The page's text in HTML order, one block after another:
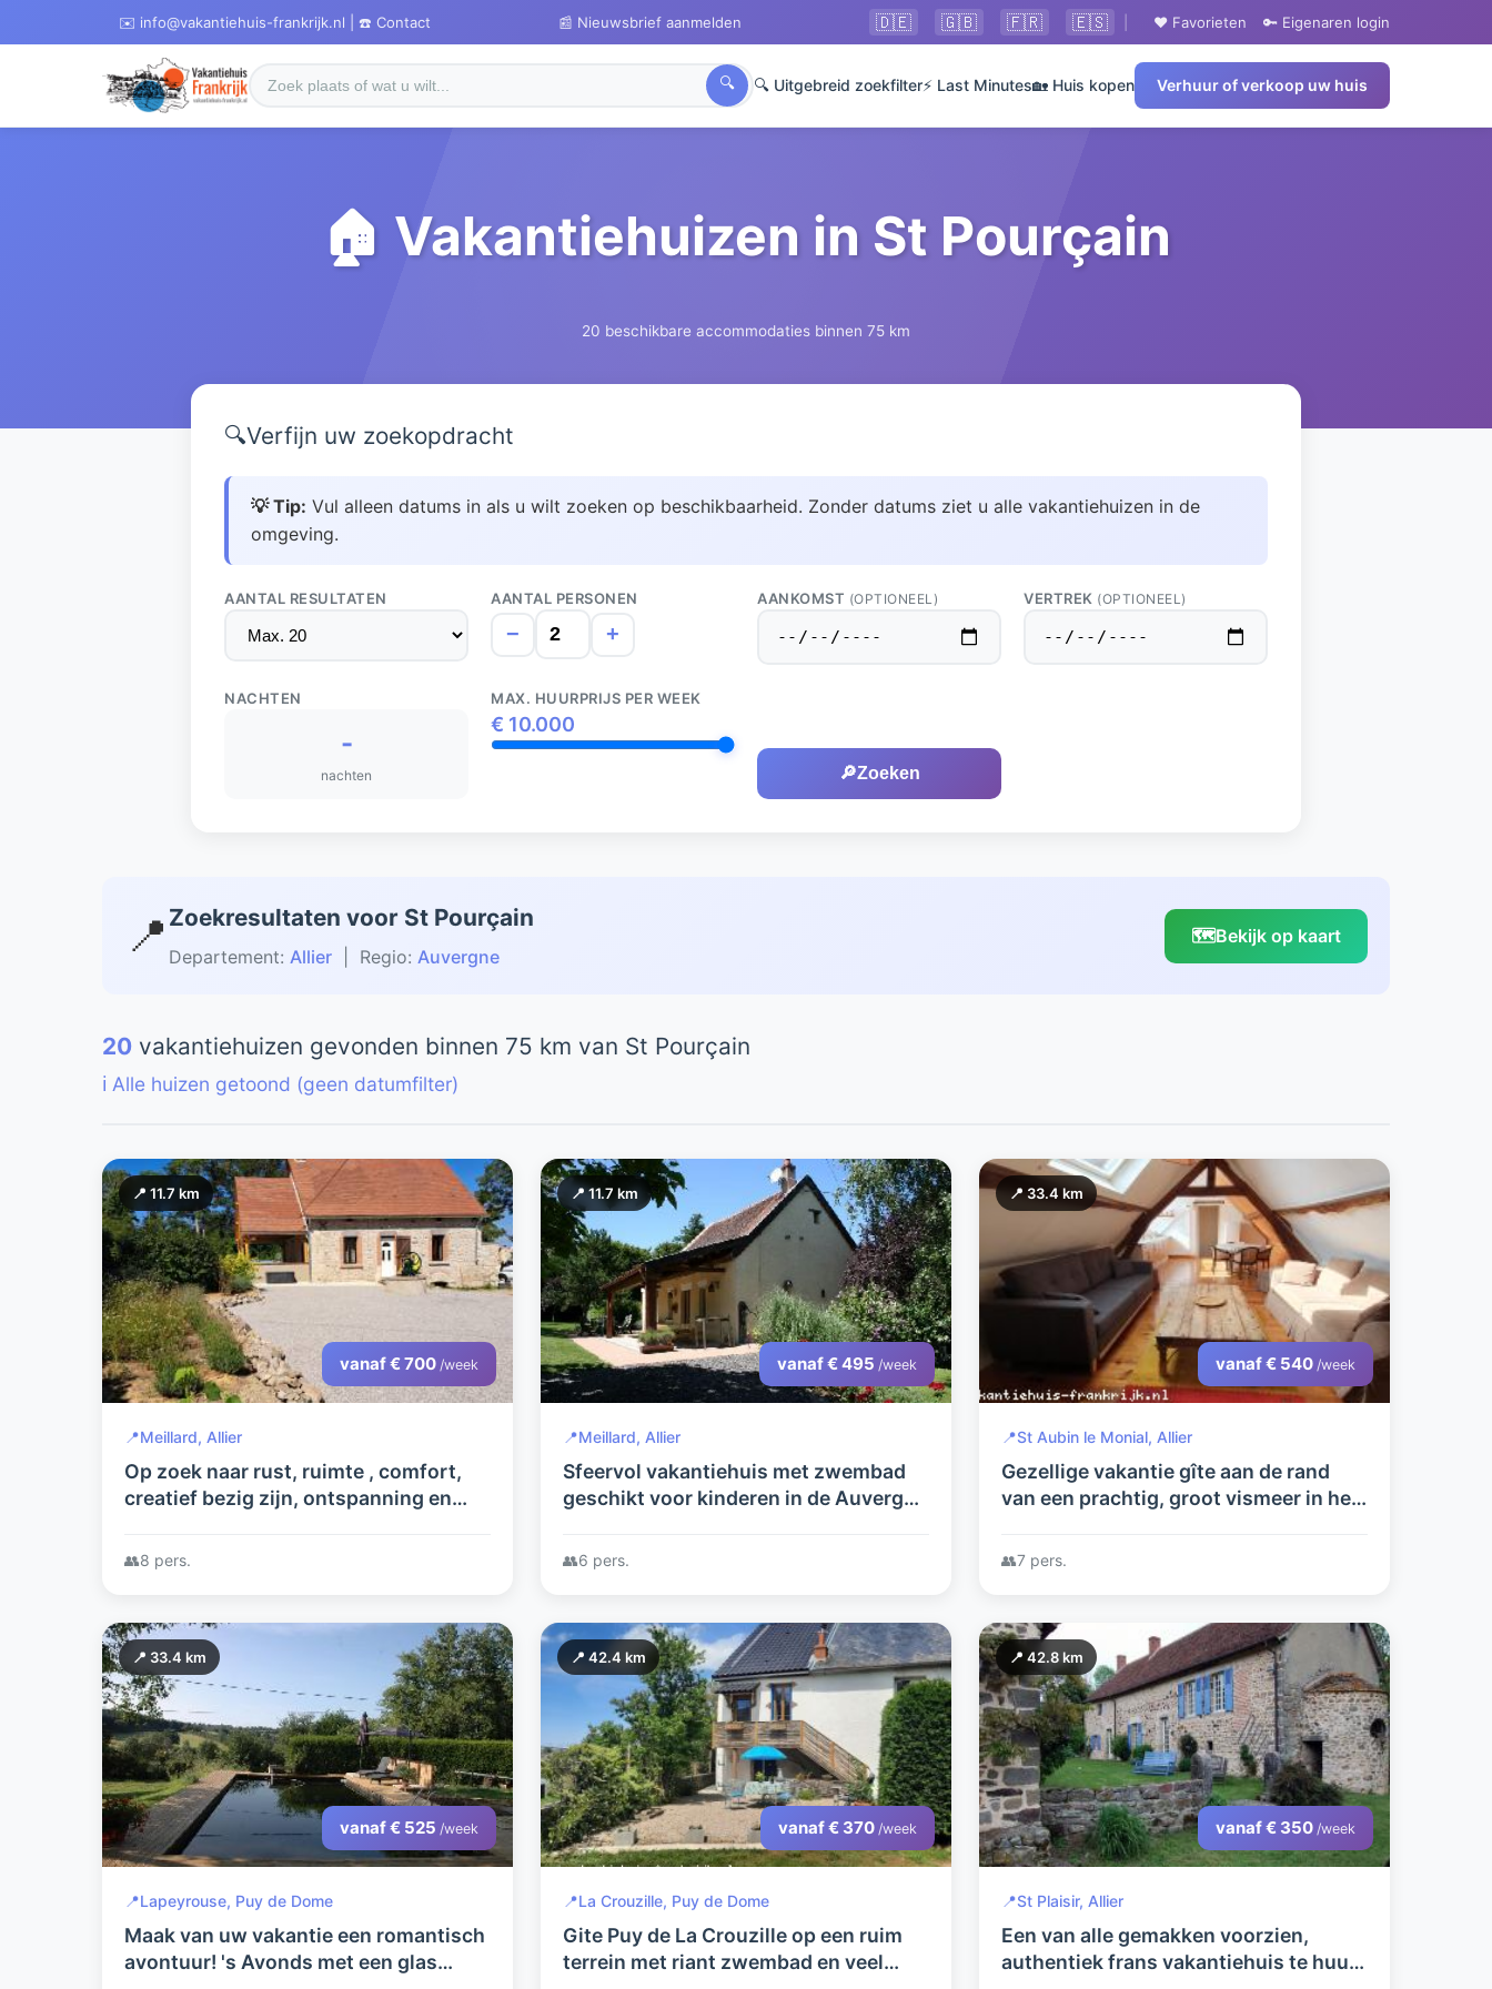
✉️ info@vakantiehuis-frankrijk.nl | ☎️ Contact 📰 Nieuwsbrief aanmelden 🇩🇪 🇬🇧 🇫🇷 🇪🇸 ❤️ Favorieten 🔑 Eigenaren login
🔍 🔍 Uitgebreid zoekfilter⚡ Last Minutes🏡 Huis kopen Verhuur of verkoop uw huis
🏠 Vakantiehuizen in St Pourçain
20 beschikbare accommodaties binnen 75 km
🔍Verfijn uw zoekopdracht
💡 Tip: Vul alleen datums in als u wilt zoeken op beschikbaarheid. Zonder datums ziet u alle vakantiehuizen in de
omgeving.
AANTAL RESULTATEN AANTAL PERSONEN
− +
AANKOMST (OPTIONEEL) VERTREK (OPTIONEEL)
NACHTEN
-
nachten
MAX. HUURPRIJS PER WEEK
€ 10.000
🔎Zoeken
📍 Zoekresultaten voor St Pourçain
Departement: Allier | Regio: Auvergne
🗺️Bekijk op kaart
20 vakantiehuizen gevonden binnen 75 km van St Pourçain
ℹ️ Alle huizen getoond (geen datumfilter)
📍 11.7 km
vanaf € 700 /week
📍Meillard, Allier
Op zoek naar rust, ruimte , comfort,
creatief bezig zijn, ontspanning en
👥8 pers.
📍 11.7 km
vanaf € 495 /week
📍Meillard, Allier
Sfeervol vakantiehuis met zwembad
geschikt voor kinderen in de Auvergne
👥6 pers.
📍 33.4 km
vanaf € 540 /week
📍St Aubin le Monial, Allier
Gezellige vakantie gîte aan de rand
van een prachtig, groot vismeer in het
Allier in midden Frankrijk.
👥7 pers.
📍 33.4 km
vanaf € 525 /week
📍Lapeyrouse, Puy de Dome
Maak van uw vakantie een romantisch
avontuur! 's Avonds met een glas
📍 42.4 km
vanaf € 370 /week
📍La Crouzille, Puy de Dome
Gite Puy de La Crouzille op een ruim
terrein met riant zwembad en veel
📍 42.8 km
vanaf € 350 /week
📍St Plaisir, Allier
Een van alle gemakken voorzien,
authentiek frans vakantiehuis te huur.